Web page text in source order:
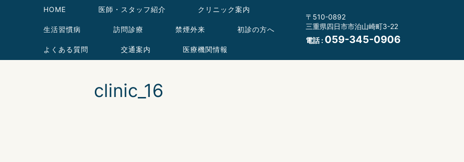
HOME 医師・スタッフ紹介 クリニック案内
生活習慣病 訪問診療 禁煙外来 初診の方へ
よくある質問 交通案内 医療機関情報
〒510-0892
三重県四日市市泊山崎町3-22
電話 : 059-345-0906
clinic_16